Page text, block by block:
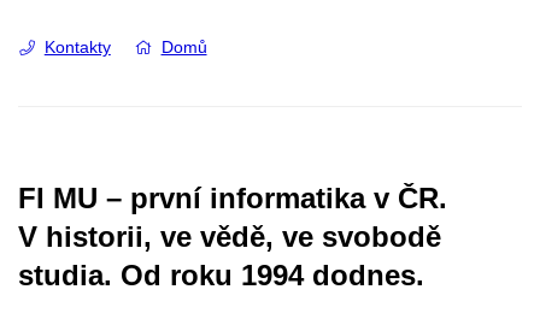
Kontakty Domů
FI MU – první informatika v ČR.
V historii, ve vědě, ve svobodě
studia. Od roku 1994 dodnes.